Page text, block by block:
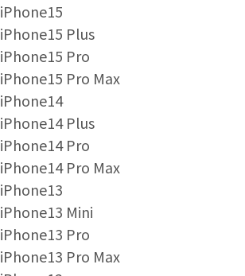
iPhone15
iPhone15 Plus
iPhone15 Pro
iPhone15 Pro Max
iPhone14
iPhone14 Plus
iPhone14 Pro
iPhone14 Pro Max
iPhone13
iPhone13 Mini
iPhone13 Pro
iPhone13 Pro Max